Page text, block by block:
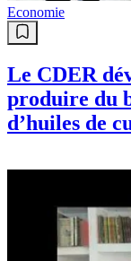
Economie
Le CDER
produire du
d’huiles de